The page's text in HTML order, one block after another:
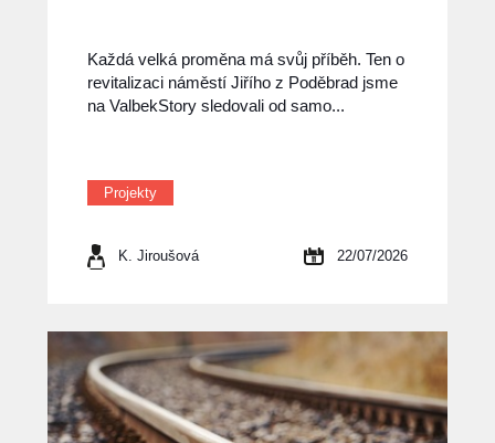
Každá velká proměna má svůj příběh. Ten o
revitalizaci náměstí Jiřího z Poděbrad jsme
na ValbekStory sledovali od samo...
Projekty
K. Jiroušová 22/07/2026